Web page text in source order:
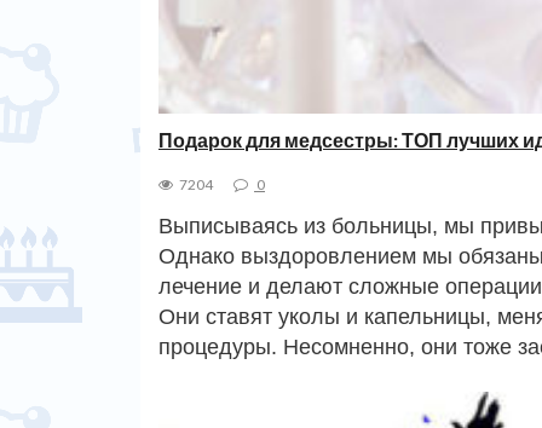
Подарок для медсестры: ТОП лучших
7204 0
Выписываясь из больницы, мы
Однако выздоровлением мы
лечение и делают сложные
Они ставят уколы и капельницы,
процедуры. Несомненно, они тоже